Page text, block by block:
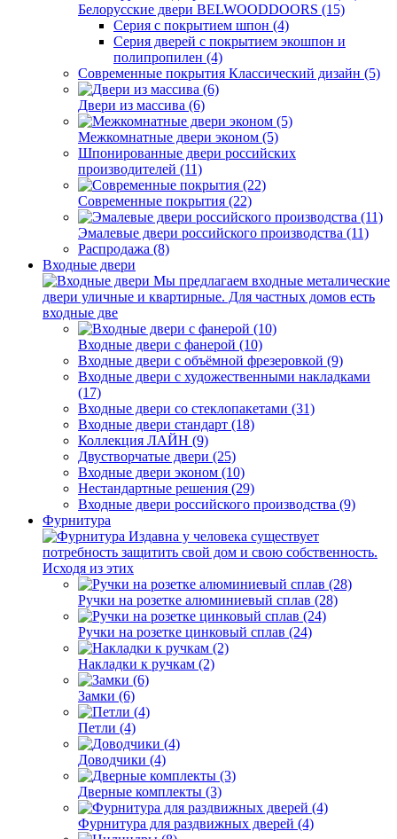
Белорусские двери BELWOODDOORS (15)
Серия с покрытием шпон (4)
Серия дверей с покрытием экошпон и
полипропилен (4)
Современные покрытия Классический дизайн (5)
Двери из массива (6)
Межкомнатные двери эконом (5)
Шпонированные двери российских
производителей (11)
Современные покрытия (22)
Эмалевые двери российского производства (11)
Распродажа (8)
Входные двери
Мы предлагаем входные металические
двери уличные и квартирные. Для частных домов есть
входные две
Входные двери с фанерой (10)
Входные двери с объёмной фрезеровкой (9)
Входные двери с художественными накладками
(17)
Входные двери со стеклопакетами (31)
Входные двери стандарт (18)
Коллекция ЛАЙН (9)
Двустворчатые двери (25)
Входные двери эконом (10)
Нестандартные решения (29)
Входные двери российского производства (9)
Фурнитура
Издавна у человека существует
потребность защитить свой дом и свою собственность.
Исходя из этих
Ручки на розетке алюминиевый сплав (28)
Ручки на розетке цинковый сплав (24)
Накладки к ручкам (2)
Замки (6)
Петли (4)
Доводчики (4)
Дверные комплекты (3)
Фурнитура для раздвижных дверей (4)